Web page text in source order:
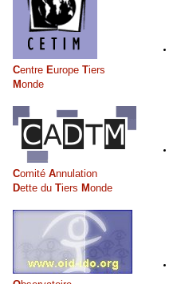
Centre Europe Tiers
Monde
Comité Annulation
Dette du Tiers Monde